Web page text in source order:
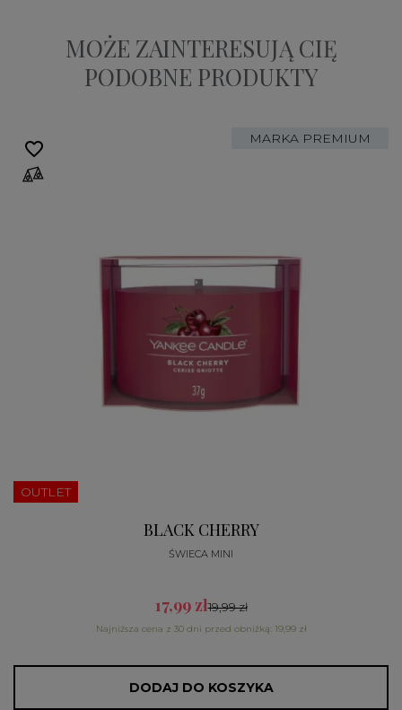
MOŻE ZAINTERESUJĄ CIĘ
PODOBNE PRODUKTY
MARKA PREMIUM
OUTLET
BLACK CHERRY
ŚWIECA MINI
17,99 zł19,99 zł
Najniższa cena z 30 dni przed obniżką: 19,99 zł
DODAJ DO KOSZYKA
favorite_border